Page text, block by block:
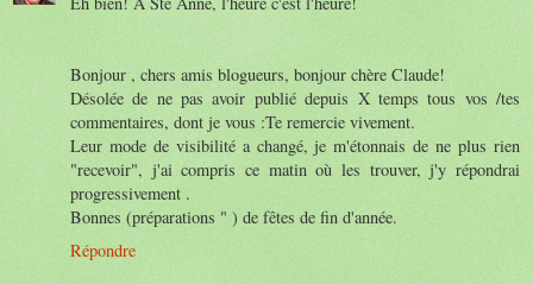
Bonjour , chers amis blogueurs, bonjour chère Claude!
Désolée de ne pas avoir publié depuis X temps tous vos /tes
commentaires, dont je vous :Te remercie vivement.
Leur mode de visibilité a changé, je m'étonnais de ne plus rien
"recevoir", j'ai compris ce matin où les trouver, j'y répondrai
progressivement .
Bonnes (préparations " ) de fêtes de fin d'année.
Répondre